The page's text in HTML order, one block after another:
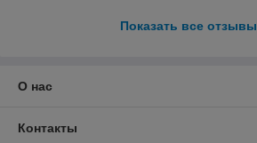
Показать все отзывы
О нас
Контакты